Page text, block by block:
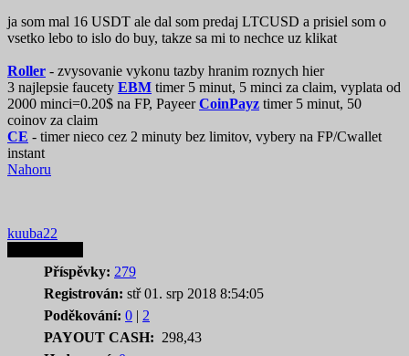
ja som mal 16 USDT ale dal som predaj LTCUSD a prisiel som o
vsetko lebo to islo do buy, takze sa mi to nechce uz klikat
Roller - zvysovanie vykonu tazby hranim roznych hier
3 najlepsie faucety EBM timer 5 minut, 5 minci za claim, vyplata od
2000 minci=0.20$ na FP, PayeerCoinPayz timer 5 minut, 50
coinov za claim
CE - timer nieco cez 2 minuty bez limitov, vybery na FP/Cwallet
instant
Nahoru
kuuba22
Příspěvky: 279
Registrován: stř 01. srp 2018 8:54:05
Poděkování: 0 | 2
PAYOUT CASH: 298,43